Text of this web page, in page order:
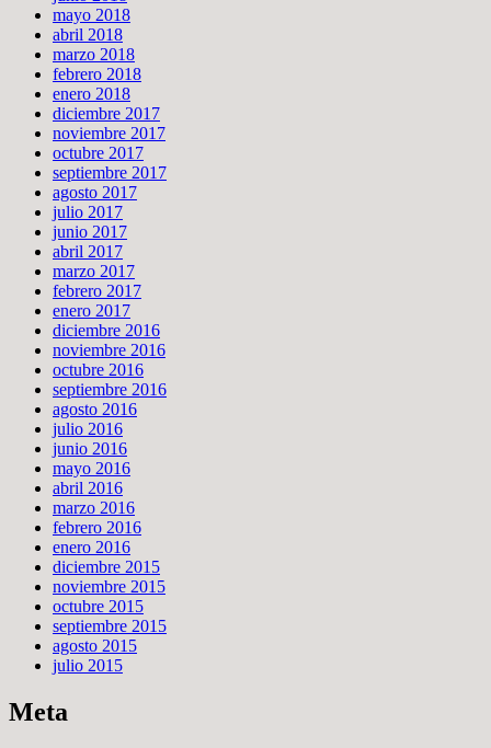
mayo 2018
abril 2018
marzo 2018
febrero 2018
enero 2018
diciembre 2017
noviembre 2017
octubre 2017
septiembre 2017
agosto 2017
julio 2017
junio 2017
abril 2017
marzo 2017
febrero 2017
enero 2017
diciembre 2016
noviembre 2016
octubre 2016
septiembre 2016
agosto 2016
julio 2016
junio 2016
mayo 2016
abril 2016
marzo 2016
febrero 2016
enero 2016
diciembre 2015
noviembre 2015
octubre 2015
septiembre 2015
agosto 2015
julio 2015
Meta